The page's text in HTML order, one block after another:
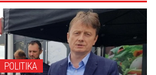
POLITIKA